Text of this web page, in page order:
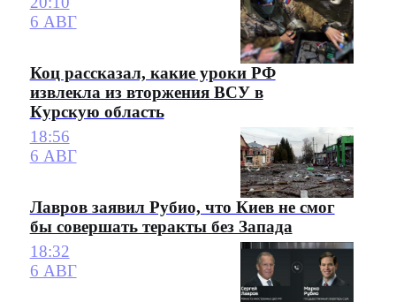
6 АВГ
Коц рассказал, какие уроки РФ
извлекла из вторжения ВСУ в
Курскую область
18:56
6 АВГ
Лавров заявил Рубио, что Киев не смог
бы совершать теракты без Запада
18:32
6 АВГ